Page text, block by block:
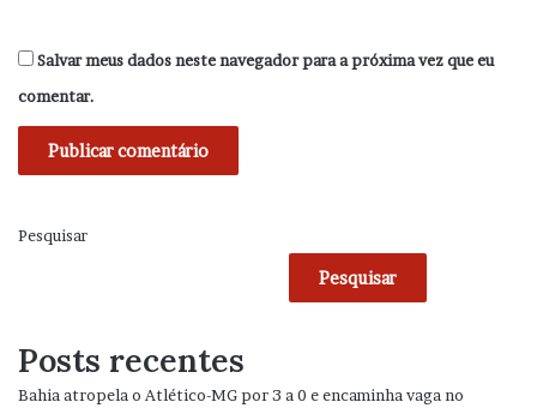
Salvar meus dados neste navegador para a próxima vez que eu
comentar.
Pesquisar
Pesquisar
Posts recentes
Bahia atropela o Atlético-MG por 3 a 0 e encaminha vaga no